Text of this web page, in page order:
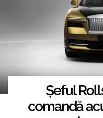
Șeful
comandă